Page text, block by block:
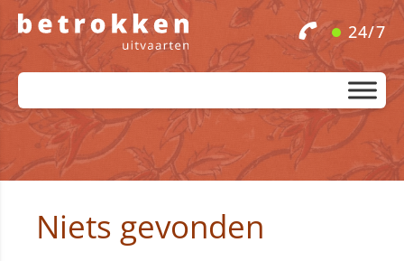
24/7
Niets gevonden